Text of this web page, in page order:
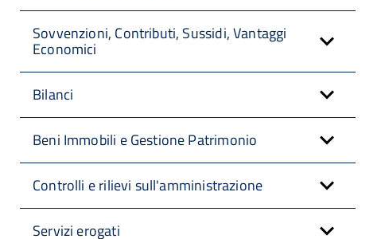
Sovvenzioni, Contributi, Sussidi, Vantaggi
Economici
Bilanci
Beni Immobili e Gestione Patrimonio
Controlli e rilievi sull'amministrazione
Servizi erogati